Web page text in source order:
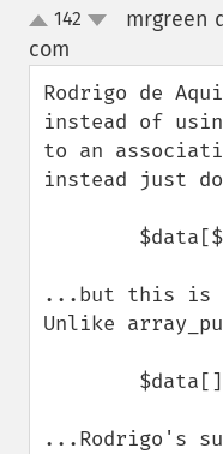
up142
mrgreen
com
Rodrigo de
instead of
to an
instead just
...but this is
Unlike
...Rodrigo's